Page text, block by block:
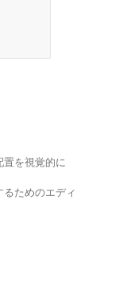
置を視覚的に
ためのエディ